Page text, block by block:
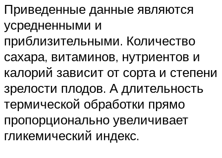
Приведенные данные являются
усредненными и
приблизительными. Количество
сахара, витаминов, нутриентов и
калорий зависит от сорта и степени
зрелости плодов. А длительность
термической обработки прямо
пропорционально увеличивает
гликемический индекс.